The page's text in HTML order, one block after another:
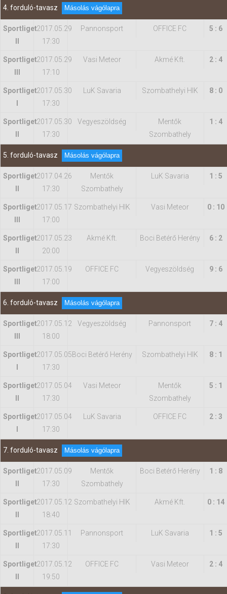
4. forduló-tavasz Másolás vágólapra
Sportliget2017.05.29
17:30
Pannonsport OFFICE FC 5 : 6
Sportliget2017.05.29
17:10
Vasi Meteor Akmé Kft. 2 : 4
Sportliget2017.05.30
17:30
LuK Savaria Szombathelyi HIK 8 : 0
Sportliget2017.05.30
17:30
Vegyeszöldség
Mentők
Szombathely
1 : 4
5. forduló-tavasz Másolás vágólapra
Sportliget2017.04.26
17:30
Mentők
Szombathely
LuK Savaria 1 : 5
Sportliget2017.05.17
17:00
Szombathelyi HIK Vasi Meteor 0 : 10
Sportliget2017.05.23
20:00
Akmé Kft. Boci Betérő Herény 6 : 2
Sportliget2017.05.19
17:00
OFFICE FC Vegyeszöldség 9 : 6
6. forduló-tavasz Másolás vágólapra
Sportliget2017.05.12
18:00
Vegyeszöldség Pannonsport 7 : 4
Sportliget2017.05.05
17:30
Boci Betérő Herény Szombathelyi HIK 8 : 1
Sportliget2017.05.04
17:30
Vasi Meteor
Mentők
Szombathely
5 : 1
Sportliget2017.05.04
17:30
LuK Savaria OFFICE FC 2 : 3
7. forduló-tavasz Másolás vágólapra
Sportliget2017.05.09
17:30
Mentők
Szombathely
Boci Betérő Herény 1 : 8
Sportliget2017.05.12
18:40
Szombathelyi HIK Akmé Kft. 0 : 14
Sportliget2017.05.11
17:30
Pannonsport LuK Savaria 1 : 5
Sportliget2017.05.12
19:50
OFFICE FC Vasi Meteor 2 : 4